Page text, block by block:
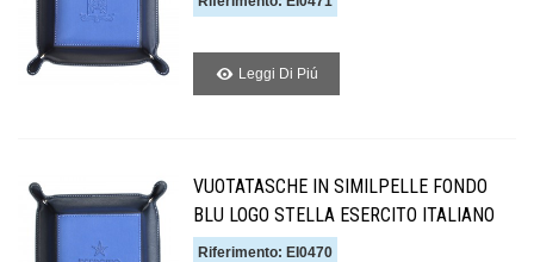
Leggi Di Piú
VUOTATASCHE IN SIMILPELLE FONDO
BLU LOGO STELLA ESERCITO ITALIANO
Riferimento: EI0470